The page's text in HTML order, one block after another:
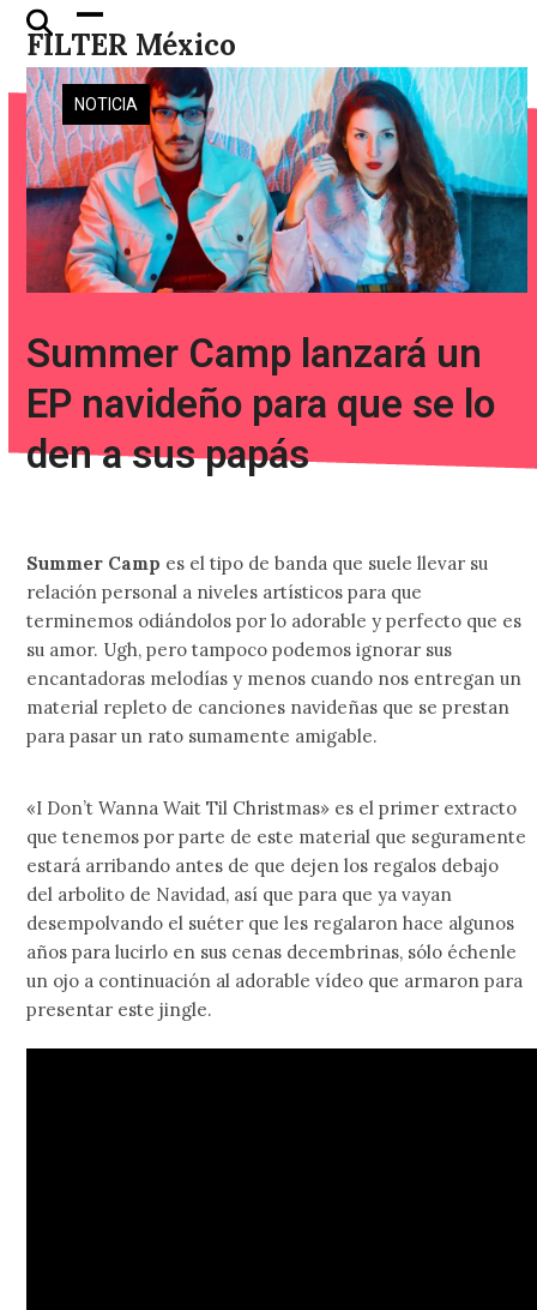
Skip
content
FILTER México
Open
mobile
menu
Close
mobile
menu
NOTICIA
Summer Camp lanzará un
EP navideño para que se lo
den a sus papás
Summer Camp es el tipo de banda que suele llevar su
relación personal a niveles artísticos para que
terminemos odiándolos por lo adorable y perfecto que es
su amor. Ugh, pero tampoco podemos ignorar sus
encantadoras melodías y menos cuando nos entregan un
material repleto de canciones navideñas que se prestan
para pasar un rato sumamente amigable.
«I Don’t Wanna Wait Til Christmas» es el primer extracto
que tenemos por parte de este material que seguramente
estará arribando antes de que dejen los regalos debajo
del arbolito de Navidad, así que para que ya vayan
desempolvando el suéter que les regalaron hace algunos
años para lucirlo en sus cenas decembrinas, sólo échenle
un ojo a continuación al adorable vídeo que armaron para
presentar este jingle.